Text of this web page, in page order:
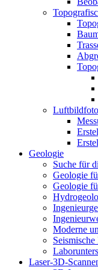
Geologie
Suche für
Geologie
Geologie
Moderne
Laser-3D-